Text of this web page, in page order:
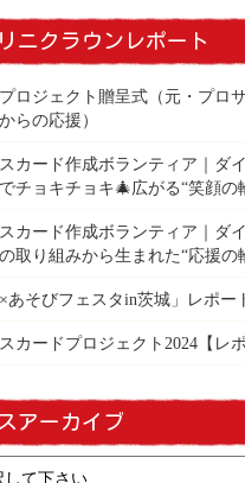
ニクラウンレポート
ロジェクト贈呈式（元・プロ
らの応援）
カード作成ボランティア｜ダ
チョキチョキ🎄広がる“笑顔の
カード作成ボランティア｜ダ
取り組みから生まれた“応援の
×あそびフェスタin茨城」レポー
カードプロジェクト2024【レポ
アーカイブ